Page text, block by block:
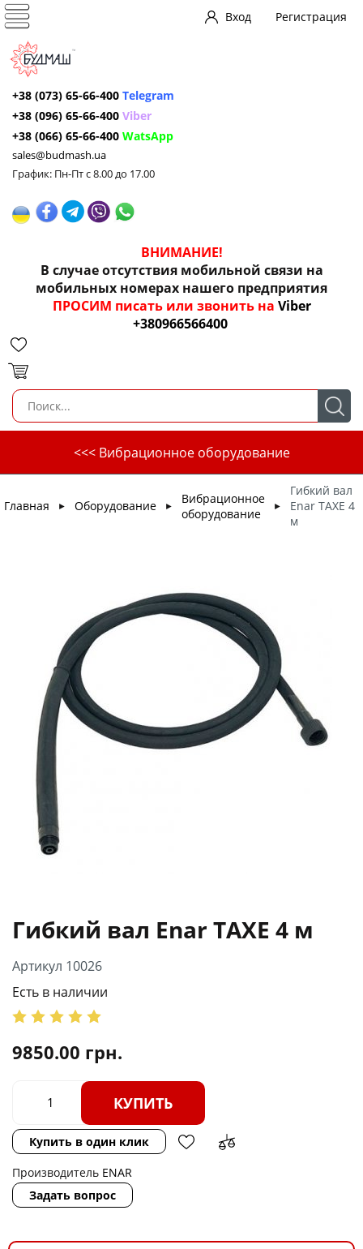
Вход Регистрация
+38 (073) 65-66-400 Telegram
+38 (096) 65-66-400 Viber
+38 (066) 65-66-400 WatsApp
sales@budmash.ua
График: Пн-Пт с 8.00 до 17.00
ВНИМАНИЕ!
В случае отсутствия мобильной связи на
мобильных номерах нашего предприятия
ПРОСИМ писать или звонить на Viber
+380966566400
<<< Вибрационное оборудование
Главная ► Оборудование ►
Вибрационное
оборудование
►
Гибкий вал
Enar TAXE 4
м
Гибкий вал Enar TAXE 4 м
Артикул 10026
Есть в наличии
9850.00 грн.
КУПИТЬ
Купить в один клик
Производитель ENAR
Задать вопрос